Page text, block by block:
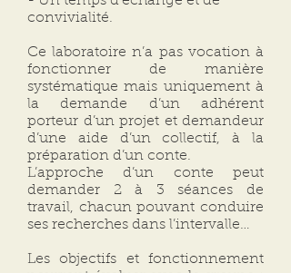
convivialité.
Ce laboratoire n’a pas vocation à
fonctionner de manière
systématique mais uniquement à
la demande d’un adhérent
porteur d’un projet et demandeur
d’une aide d’un collectif, à la
préparation d’un conte.
L’approche d’un conte peut
demander 2 à 3 séances de
travail, chacun pouvant conduire
ses recherches dans l’intervalle…
Les objectifs et fonctionnement